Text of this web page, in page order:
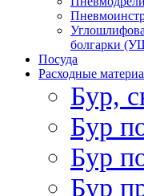
болгарки
Посуда
Расходные
Бур,
Бур
Бур
Бур